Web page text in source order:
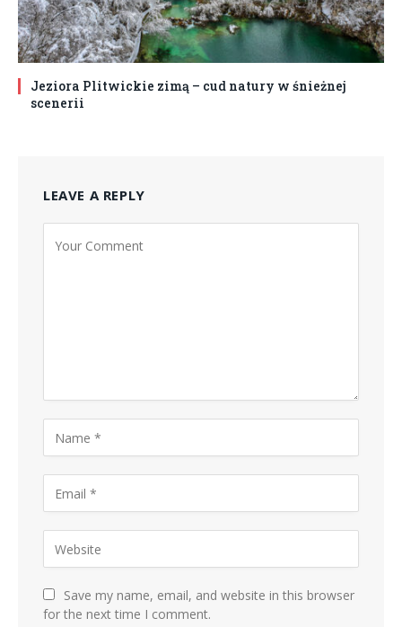
Jeziora Plitwickie zimą – cud natury w śnieżnej
scenerii
LEAVE A REPLY
Save my name, email, and website in this browser
for the next time I comment.